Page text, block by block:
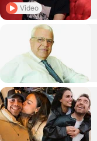
Video